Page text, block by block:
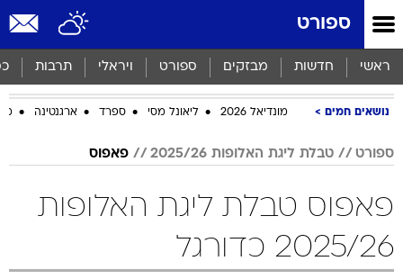
ספורט
ראשי חדשות מבזקים ספורט ויראלי תרבות
נושאים חמים מונדיאל 2026 ליאונל מסי ספרד ארגנטינה
ספורט טבלת ליגת האלופות 2025/26 פאפוס
פאפוס טבלת ליגת האלופות
2025/26 כדורגל